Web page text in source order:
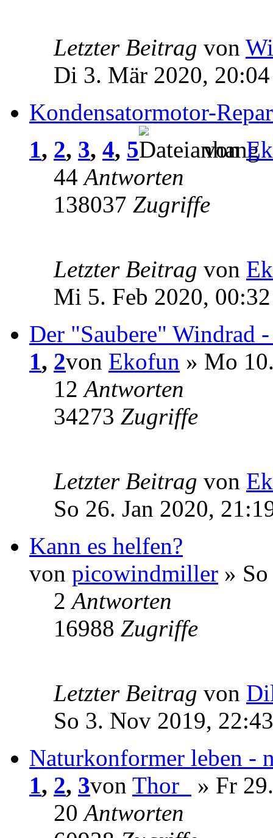
Letzter Beitrag von
Di 3. Mär 2020, 20:04
Kondensatormotor-
1, 2, 3, 4, 5 von
44Antworten
138037 Zugriffe
Letzter Beitrag von
Mi 5. Feb 2020, 00:32
Der "Saubere" Windrad
1, 2von Ekofun » Mo
12Antworten
34273 Zugriffe
Letzter Beitrag von
So 26. Jan 2020,
Kann es helfen?
von picowindmiller »
2Antworten
16988 Zugriffe
Letzter Beitrag von
So 3. Nov 2019, 22:43
Naturkonformer leben -
1, 2, 3von Thor_
» Fr
20Antworten